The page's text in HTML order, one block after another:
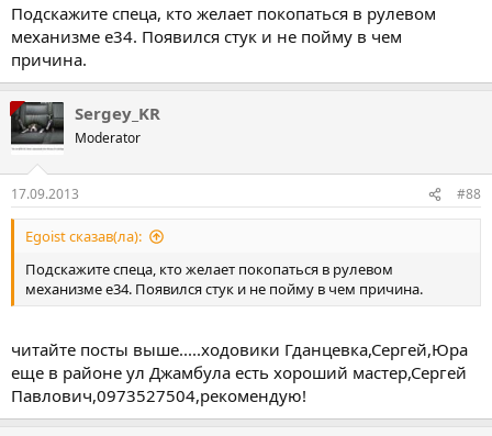
Подскажите спеца, кто желает покопаться в рулевом
механизме е34. Появился стук и не пойму в чем
причина.
Sergey_KR
Moderator
17.09.2013 #88
Egoist сказав(ла):
Подскажите спеца, кто желает покопаться в рулевом
механизме е34. Появился стук и не пойму в чем причина.
читайте посты выше.....ходовики Гданцевка,Сергей,Юра
еще в районе ул Джамбула есть хороший мастер,Сергей
Павлович,0973527504,рекомендую!